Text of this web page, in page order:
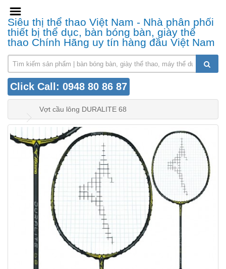
Siêu thị thể thao Việt Nam - Nhà phân phối
thiết bị thể dục, bàn bóng bàn, giày thể
thao Chính Hãng uy tín hàng đầu Việt Nam
Click Call: 0948 80 86 87
Vợt cầu lông DURALITE 68